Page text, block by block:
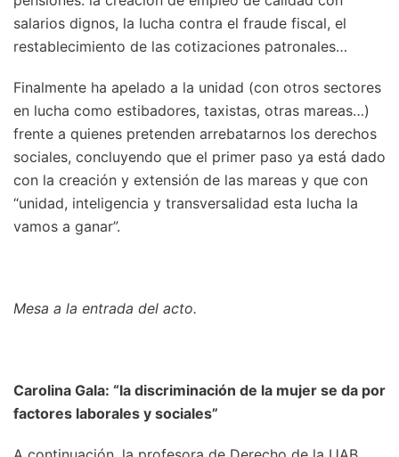
salarios dignos, la lucha contra el fraude fiscal, el
restablecimiento de las cotizaciones patronales…
Finalmente ha apelado a la unidad (con otros sectores
en lucha como estibadores, taxistas, otras mareas…)
frente a quienes pretenden arrebatarnos los derechos
sociales, concluyendo que el primer paso ya está dado
con la creación y extensión de las mareas y que con
“unidad, inteligencia y transversalidad esta lucha la
vamos a ganar”.
Mesa a la entrada del acto.
Carolina Gala: “la discriminación de la mujer se da por
factores laborales y sociales”